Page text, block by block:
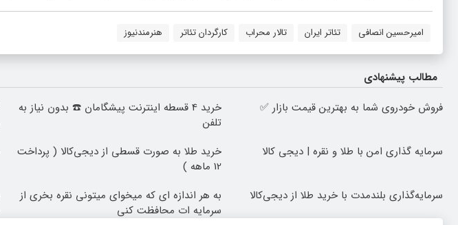
امیرحسین انصافی تئاتر ایران تالار محراب کارگردان تئاتر هنرمندنیوز
مطالب پیشنهادی
فروش خودروی شما به بهترین قیمت بازار ✅
خرید 4 قسطه اینترنت پیشگامان ☎️ بدون نیاز به
تلفن
سرمایه گذاری امن با طلا و نقره | دیجی کالا
خرید طلا به صورت قسطی از دیجی‌کالا ( پرداخت
12 ماهه )
سرمایه‌گذاری بلندمدت با خرید طلا از دیجی‌کالا
به هر اندازه ای که میخوای میتونی نقره بخری از
سرمایه ات محافظت کنی